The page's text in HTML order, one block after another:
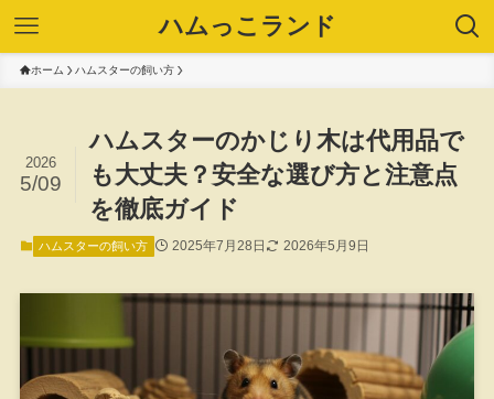
ハムっこランド
ホーム ハムスターの飼い方
ハムスターのかじり木は代用品で
も大丈夫？安全な選び方と注意点
を徹底ガイド
2026
5/09
ハムスターの飼い方 2025年7月28日 2026年5月9日